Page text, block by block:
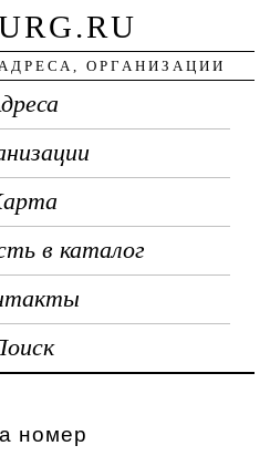
ОРГАНИЗАЦИИ
в каталог
номер